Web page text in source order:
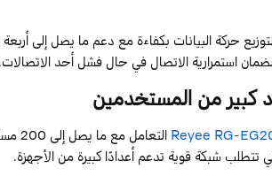
حركة البيانات بكفاءة مع دعم ما يصل إلى
استمرارية الاتصال في حال فشل أحد الاتصالات.
كبيرمنالمستخدمين
ReyeeRG- التعامل مع ما يصل إلى200
تتطلب شبكة قوية تدعم أعدادًا كبيرة من الأجهزة.